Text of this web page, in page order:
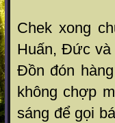
Chek xong
Huấn, Đức và
Đồn đón
không chợp
sáng để gọi